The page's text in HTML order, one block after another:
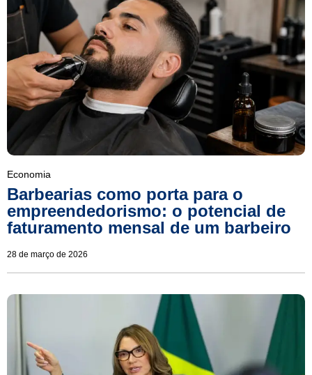
Economia
Barbearias como porta para o
empreendedorismo: o potencial de
faturamento mensal de um barbeiro
28 de março de 2026